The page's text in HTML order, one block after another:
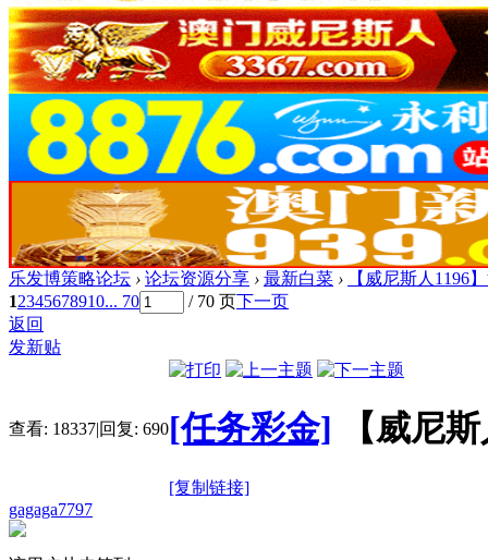
乐发博策略论坛 › 论坛资源分享 › 最新白菜 ›
【威尼斯人1196
12345678910... 70 / 70 页下一页
返回
发新贴
查看: 18337|回复: 690[任务彩金] 【威尼
[复制链接]
gagaga7797